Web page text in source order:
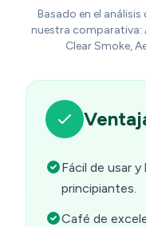
Basado en el
nuestra comparativa:
Clear Smoke,
Fácil de usar y
principiantes.
Café de